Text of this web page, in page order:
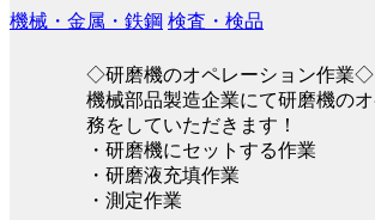
機械・金属・鉄鋼 検査・検品
◇研磨機のオペレーション作業◇
機械部品製造企業にて研磨機の
務をしていただきます！
・研磨機にセットする作業
・研磨液充填作業
・測定作業